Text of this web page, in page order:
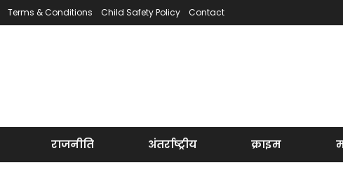
Terms & Conditions Child Safety Policy Contact
राजनीति अंतर्राष्ट्रीय क्राइम